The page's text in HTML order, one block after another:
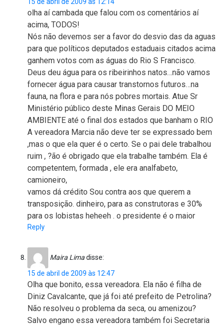
15 de abril de 2009 às 12:14
olha aí cambada que falou com os comentários aí
acima, TODOS!
Nós não devemos ser a favor do desvio das da aguas
para que políticos deputados estaduais citados acima
ganhem votos com as águas do Rio S Francisco.
Deus deu água para os ribeirinhos natos…não vamos
fornecer água para causar transtornos futuros…na
fauna, na flora e para nós pobres mortais. Atue Sr
Ministério público deste Minas Gerais DO MEIO
AMBIENTE até o final dos estados que banham o RIO
A vereadora Marcia não deve ter se expressado bem
,mas o que ela quer é o certo. Se o pai dele trabalhou
ruim , ?ão é obrigado que ela trabalhe também. Ela é
competentem, formada , ele era analfabeto,
camioneiro,
vamos dá crédito Sou contra aos que querem a
transposição. dinheiro, para as construtoras e 30%
para os lobistas heheeh . o presidente é o maior
Reply
Maira Limadisse:
15 de abril de 2009 às 12:47
Olha que bonito, essa vereadora. Ela não é filha de
Diniz Cavalcante, que já foi até prefeito de Petrolina?
Não resolveu o problema da seca, ou amenizou?
Salvo engano essa vereadora também foi Secretaria